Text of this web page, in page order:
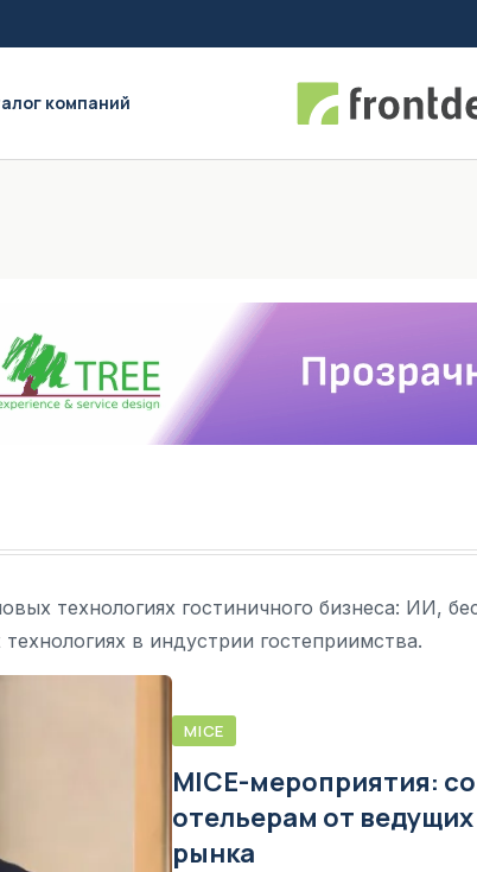
компаний
технологиях гостиничного бизнеса: ИИ,
в индустрии гостеприимства.
MICE
MICE-мероприятия:
отельерам от
рынка